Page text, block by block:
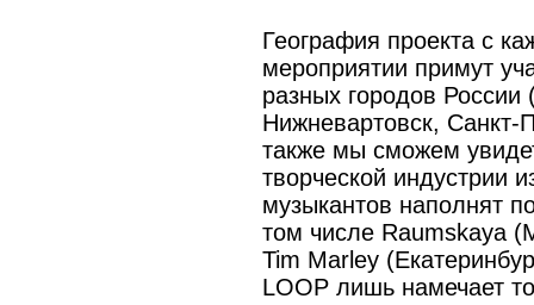
География проекта с
мероприятии примут
разных городов России
Нижневартовск, Санкт-
также мы сможем
творческой индустрии
музыкантов наполнят
том числе Raumskaya
Tim Marley
LOOP лишь намечает